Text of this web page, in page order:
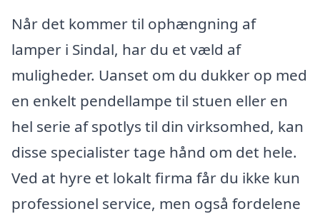
Når det kommer til ophængning af
lamper i Sindal, har du et væld af
muligheder. Uanset om du dukker op med
en enkelt pendellampe til stuen eller en
hel serie af spotlys til din virksomhed, kan
disse specialister tage hånd om det hele.
Ved at hyre et lokalt firma får du ikke kun
professionel service, men også fordelene